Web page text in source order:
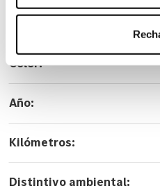
Color:
Año:
Kilómetros:
Distintivo ambiental: